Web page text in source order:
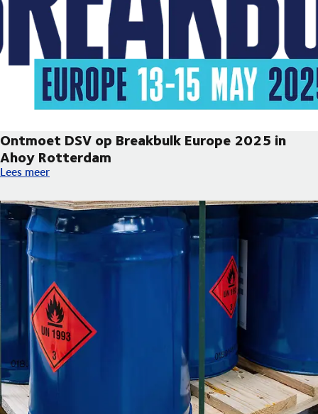
Ontmoet DSV op Breakbulk Europe 2025 in
Ahoy Rotterdam
Ontmoet DSV op Breakbulk Europe 2025 in Ahoy Rotterdam
Lees meer